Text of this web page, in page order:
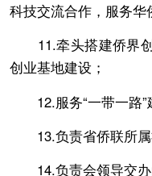
科技交流合作，服务华
11.牵头搭建侨界创
创业基地建设；
12.服务“一带一路”
13.负责省侨联所属
14.负责会领导交办